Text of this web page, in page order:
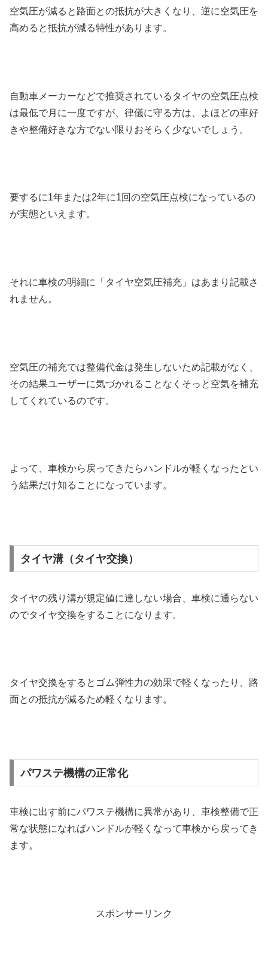
空気圧が減ると路面との抵抗が大きくなり、逆に空気圧を
高めると抵抗が減る特性があります。
自動車メーカーなどで推奨されているタイヤの空気圧点検
は最低で月に一度ですが、律儀に守る方は、よほどの車好
きや整備好きな方でない限りおそらく少ないでしょう。
要するに1年または2年に1回の空気圧点検になっているの
が実態といえます。
それに車検の明細に「タイヤ空気圧補充」はあまり記載さ
れません。
空気圧の補充では整備代金は発生しないため記載がなく、
その結果ユーザーに気づかれることなくそっと空気を補充
してくれているのです。
よって、車検から戻ってきたらハンドルが軽くなったとい
う結果だけ知ることになっています。
タイヤ溝（タイヤ交換）
タイヤの残り溝が規定値に達しない場合、車検に通らない
のでタイヤ交換をすることになります。
タイヤ交換をするとゴム弾性力の効果で軽くなったり、路
面との抵抗が減るため軽くなります。
パワステ機構の正常化
車検に出す前にパワステ機構に異常があり、車検整備で正
常な状態になればハンドルが軽くなって車検から戻ってき
ます。
スポンサーリンク